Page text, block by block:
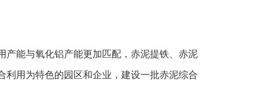
产能与氧化铝产能更加匹配，赤泥提铁、赤泥
用为特色的园区和企业，建设一批赤泥综合